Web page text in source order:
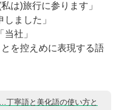
は)旅行に参ります」
ました」
社」
を控えめに表現する語
寧語と美化語の使い方と